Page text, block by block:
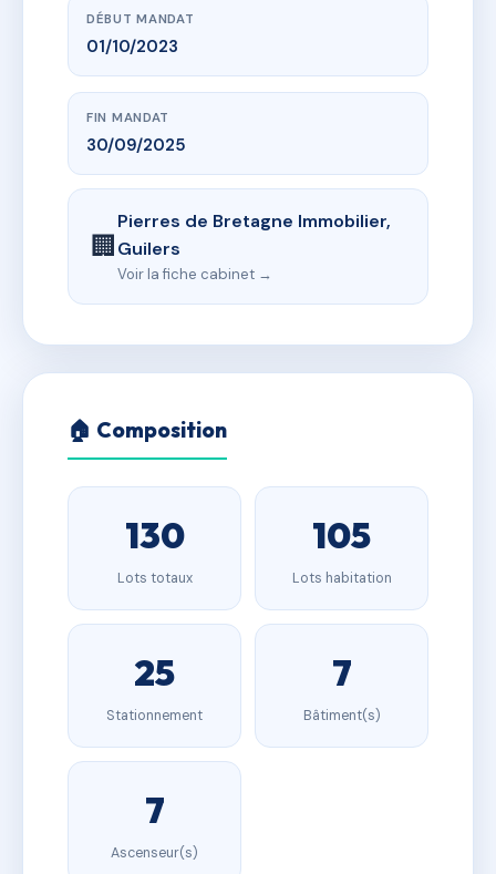
DÉBUT MANDAT
01/10/2023
FIN MANDAT
30/09/2025
🏢
Pierres de Bretagne Immobilier,
Guilers
Voir la fiche cabinet →
🏠 Composition
130
Lots totaux
105
Lots habitation
25
Stationnement
7
Bâtiment(s)
7
Ascenseur(s)